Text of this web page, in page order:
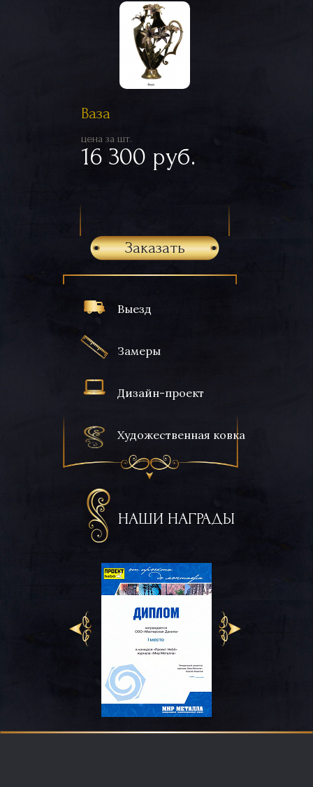
Выезд
Замеры
Дизайн-проект
Художественная ковка
НАШИ НАГРАДЫ
Ваза
цена за шт.
16 300 руб.
Заказать